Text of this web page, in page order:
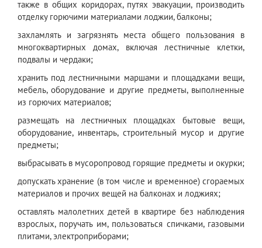
также в общих коридорах, путях эвакуации, производить
отделку горючими материалами лоджии, балконы;
захламлять и загрязнять места общего пользования в
многоквартирных домах, включая лестничные клетки,
подвалы и чердаки;
хранить под лестничными маршами и площадками вещи,
мебель, оборудование и другие предметы, выполненные
из горючих материалов;
размещать на лестничных площадках бытовые вещи,
оборудование, инвентарь, строительный мусор и другие
предметы;
выбрасывать в мусоропровод горящие предметы и окурки;
допускать хранение (в том числе и временное) сгораемых
материалов и прочих вещей на балконах и лоджиях;
оставлять малолетних детей в квартире без наблюдения
взрослых, поручать им, пользоваться спичками, газовыми
плитами, электроприборами;